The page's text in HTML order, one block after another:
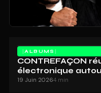
ALBUMS
CONTREFAÇON
électronique
19 Juin 20264 min